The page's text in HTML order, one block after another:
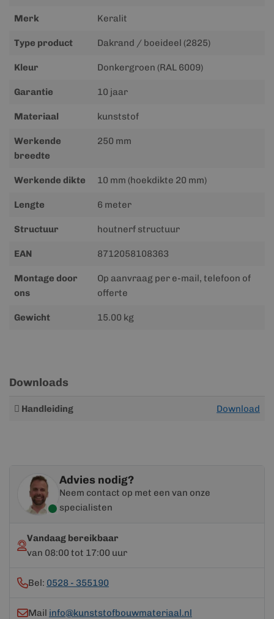
Merk Keralit
Type product Dakrand / boeideel (2825)
Kleur Donkergroen (RAL 6009)
Garantie 10 jaar
Materiaal kunststof
Werkende
breedte
250 mm
Werkende dikte 10 mm (hoekdikte 20 mm)
Lengte 6 meter
Structuur houtnerf structuur
EAN 8712058108363
Montage door
ons
Op aanvraag per e-mail, telefoon of
offerte
Gewicht 15.00 kg
Downloads
Meer
Handleiding Download
Advies nodig?
Neem contact op met een van onze
specialisten
Vandaag bereikbaar
van 08:00 tot 17:00 uur
Bel: 0528 - 355190
Mail info@kunststofbouwmateriaal.nl